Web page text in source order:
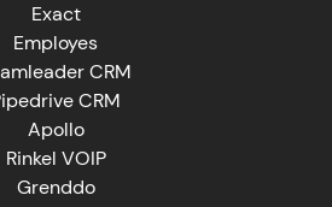
Exact
Employes
CRM
CRM
Apollo
Rinkel VOIP
Grenddo